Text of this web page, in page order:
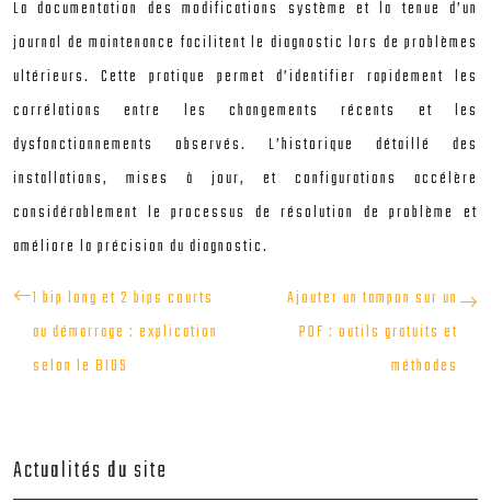
La documentation des modifications système et la tenue d’un
journal de maintenance facilitent le diagnostic lors de problèmes
ultérieurs. Cette pratique permet d’identifier rapidement les
corrélations entre les changements récents et les
dysfonctionnements observés. L’historique détaillé des
installations, mises à jour, et configurations accélère
considérablement le processus de résolution de problème et
améliore la précision du diagnostic.
1 bip long et 2 bips courts
au démarrage : explication
selon le BIOS
Ajouter un tampon sur un
PDF : outils gratuits et
méthodes
Actualités du site